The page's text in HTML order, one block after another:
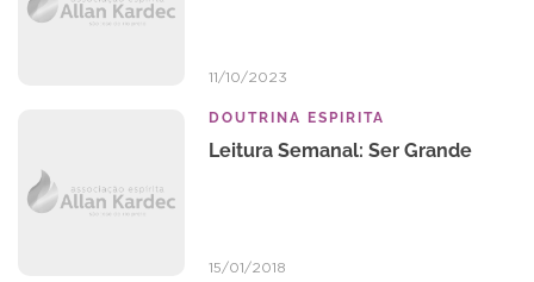
11/10/2023
DOUTRINA ESPIRITA
Leitura Semanal: Ser Grande
15/01/2018